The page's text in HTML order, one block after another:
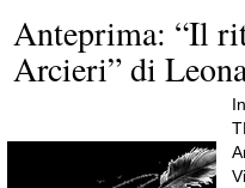
Anteprima: “Il
Arcieri” di